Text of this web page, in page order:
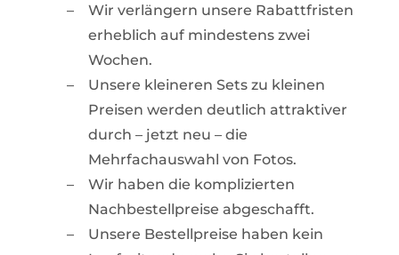
Wir verlängern unsere Rabattfristen
erheblich auf mindestens zwei
Wochen.
Unsere kleineren Sets zu kleinen
Preisen werden deutlich attraktiver
durch – jetzt neu – die
Mehrfachauswahl von Fotos.
Wir haben die komplizierten
Nachbestellpreise abgeschafft.
Unsere Bestellpreise haben kein